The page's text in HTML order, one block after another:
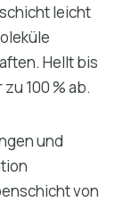
leicht
Hellt bis
100 % ab.
und
von